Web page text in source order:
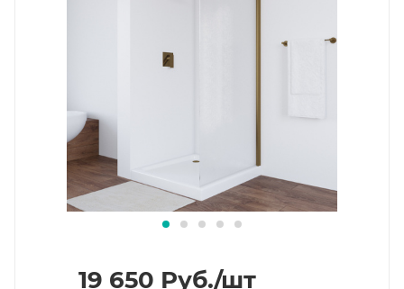
19 650 Руб./шт